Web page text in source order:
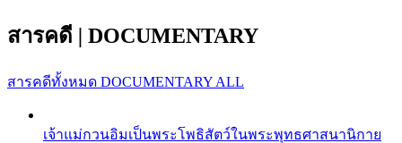
สารคดี | DOCUMENTARY
สารคดีทั้งหมด DOCUMENTARY ALL
เจ้าแม่กวนอิมเป็นพระโพธิสัตว์ในพระพุทธศาสนานิกาย